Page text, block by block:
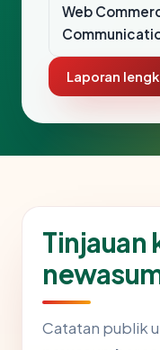
Web
Laporan
Tinjauan
Catatan publik